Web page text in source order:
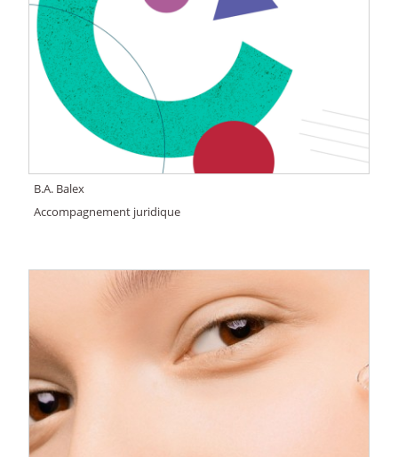
B.A. Balex
Accompagnement juridique